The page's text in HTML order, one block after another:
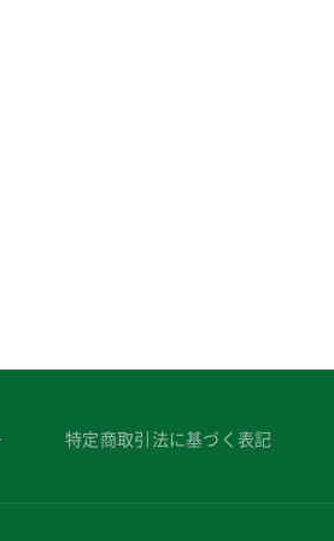
特定商取引法に基づく表記